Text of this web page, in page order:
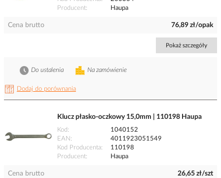
Producent
Haupa
Cena brutto 76,89 zł/opak
Pokaż szczegóły
Dodaj do porównania
Na zamówienie
Do ustalenia
Klucz płasko-oczkowy 15,0mm | 110198 Haupa
Kod
1040152
EAN
4011923051549
Kod Producenta
110198
Producent
Haupa
Cena brutto 26,65 zł/szt